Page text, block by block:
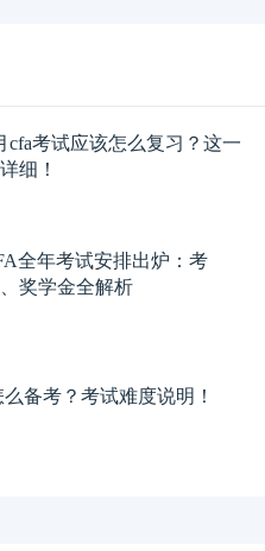
cfa考试应该怎么复习？这一
细！
全年考试安排出炉：考
奖学金全解析
么备考？考试难度说明！